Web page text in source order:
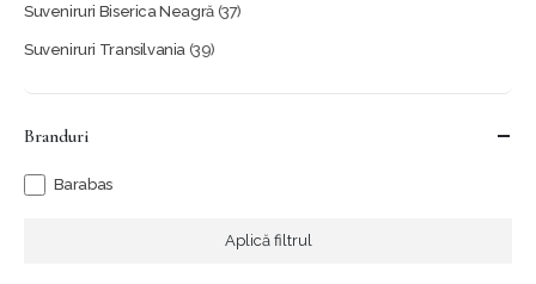
Suveniruri Biserica Neagră (37)
Suveniruri Transilvania (39)
Branduri
Barabas
Aplică filtrul